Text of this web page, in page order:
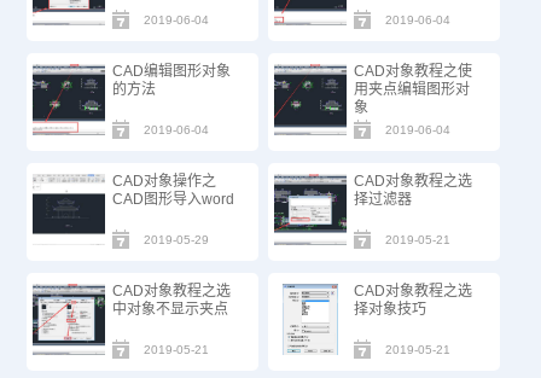
2019-06-04 2019-06-04
CAD编辑图形对象
的方法
2019-06-04
CAD对象教程之使
用夹点编辑图形对
象
2019-06-04
CAD对象操作之
CAD图形导入word
2019-05-29
CAD对象教程之选
择过滤器
2019-05-21
CAD对象教程之选
中对象不显示夹点
2019-05-21
CAD对象教程之选
择对象技巧
2019-05-21